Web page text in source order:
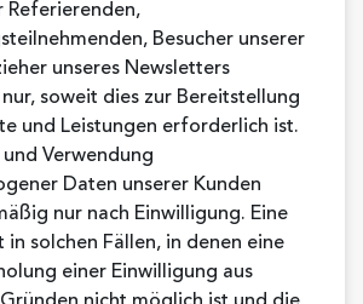
Referierenden,
Besucher unserer
unseres Newsletters
soweit dies zur Bereitstellung
und Leistungen erforderlich ist.
Verwendung
Daten unserer Kunden
nur nach Einwilligung. Eine
in solchen Fällen, in denen eine
einer Einwilligung aus